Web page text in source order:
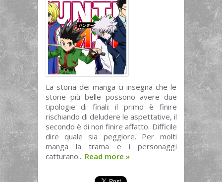
La storia dei manga ci insegna che le
storie più belle possono avere due
tipologie di finali: il primo è finire
rischiando di deludere le aspettative, il
secondo è di non finire affatto. Difficile
dire quale sia peggiore. Per molti
manga la trama e i personaggi
catturano... Read more »